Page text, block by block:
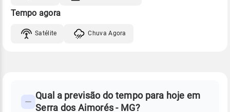
Tempo agora
Satélite Chuva Agora
TEMPO
Qual a previsão do tempo para hoje em
Serra dos Aimorés - MG?